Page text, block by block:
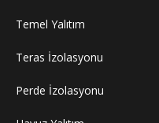
Temel Yalıtım
Teras İzolasyonu
Perde İzolasyonu